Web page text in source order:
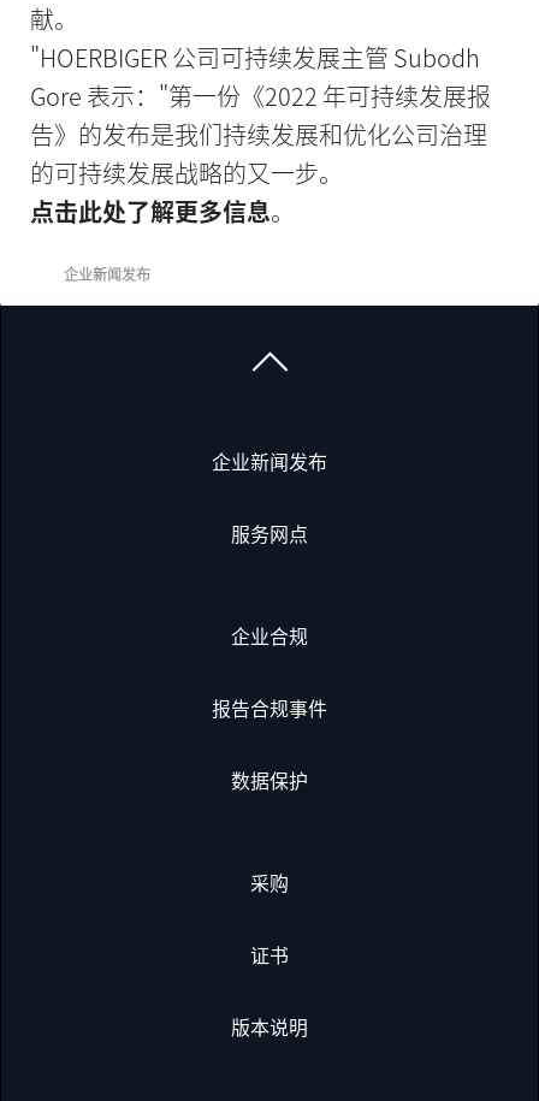
献。
"HOERBIGER 公司可持续发展主管 Subodh
Gore 表示："第一份《2022 年可持续发展报
告》的发布是我们持续发展和优化公司治理
的可持续发展战略的又一步。
点击此处了解更多信息。
企业新闻发布
企业新闻发布
服务网点
企业合规
报告合规事件
数据保护
采购
证书
版本说明